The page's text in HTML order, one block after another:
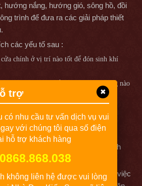
hướng nắng, hướng gió, sông hồ, đồi
trình để đưa ra các giải pháp thiết
các yếu tố sau :
chính ở vị trí nào tốt để đón sinh khí
ngủ gia chủ nằm ở vị trí và hướng nào
vị xấu ảnh hưởng đến công trình.
bể phốt, đường ống cấp thoát
khác nữa, kiến trúc sư sẽ phân tích
việc với chủ đầu tư.
phương án thiết kế bản vẽ, Phần việc
trợ ✖
có nhu cầu tư vấn dịch vụ vui
với chúng tôi qua số điện
hỗ trợ khách hàng
0868.868.038
không liên hệ được vui lòng